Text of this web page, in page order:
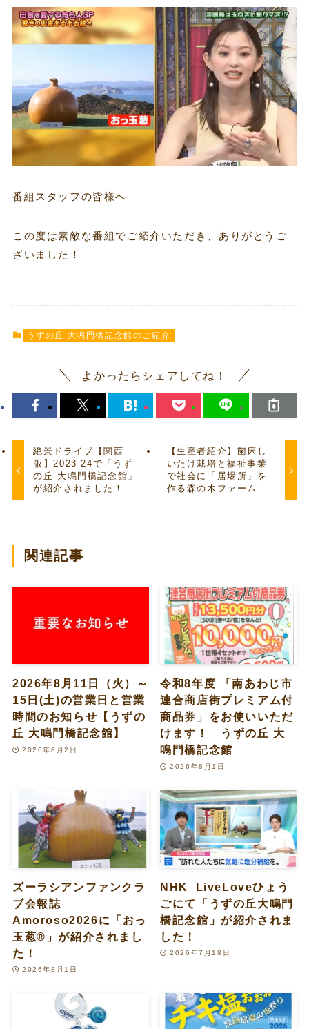
番組スタッフの皆様へ
この度は素敵な番組でご紹介いただき、ありがとうご
ざいました！
うずの丘 大鳴門橋記念館のご紹介
よかったらシェアしてね！
絶景ドライブ【関西
版】2023-24で「うず
の丘 大鳴門橋記念館」
が紹介されました！
【生産者紹介】菌床し
いたけ栽培と福祉事業
で社会に「居場所」を
作る森の木ファーム
関連記事
2026年8月11日（火）～
15日(土)の営業日と営業
時間のお知らせ【うずの
丘 大鳴門橋記念館】
2026年8月2日
令和8年度 「南あわじ市
連合商店街プレミアム付
商品券」をお使いいただ
けます！ うずの丘 大
鳴門橋記念館
2026年8月1日
ズーラシアンファンクラ
ブ会報誌
Amoroso2026に「おっ
玉葱®︎」が紹介されまし
た！
2026年8月1日
NHK_LiveLoveひょう
ごにて「うずの丘大鳴門
橋記念館」が紹介されま
した！
2026年7月18日